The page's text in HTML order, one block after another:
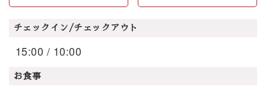
チェックイン/チェックアウト
15:00 / 10:00
お食事